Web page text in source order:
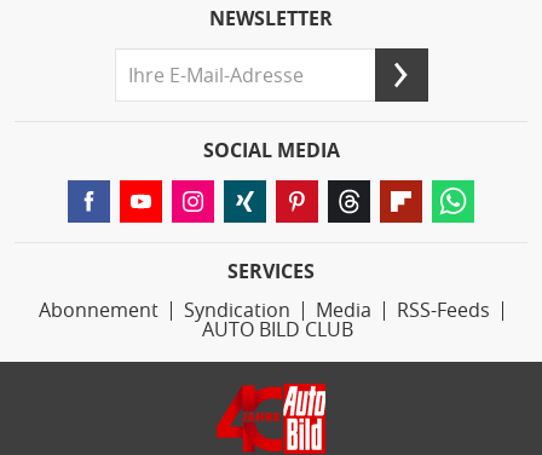
NEWSLETTER
SOCIAL MEDIA
SERVICES
Abonnement
Syndication Media
RSS-Feeds
AUTO BILD CLUB